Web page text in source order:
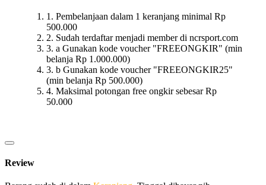
1. Pembelanjaan dalam 1 keranjang minimal Rp
500.000
2. Sudah terdaftar menjadi member di ncrsport.com
3. a Gunakan kode voucher "FREEONGKIR" (min
belanja Rp 1.000.000)
3. b Gunakan kode voucher "FREEONGKIR25"
(min belanja Rp 500.000)
4. Maksimal potongan free ongkir sebesar Rp
50.000
Review